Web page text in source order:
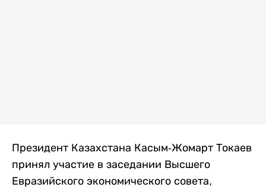
Президент Казахстана Касым-Жомарт Токаев
принял участие в заседании Высшего
Евразийского экономического совета,